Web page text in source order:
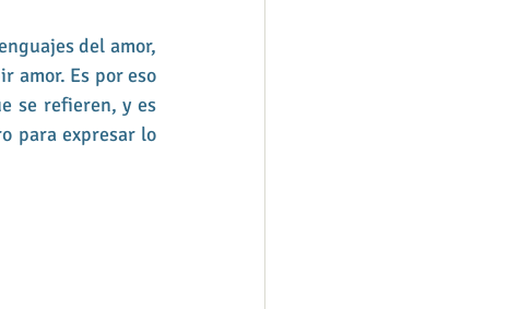
del amor,
amor. Es por eso
se refieren, y es
para expresar lo